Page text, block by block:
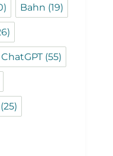
Bahn (19)
ChatGPT(55)
(25)